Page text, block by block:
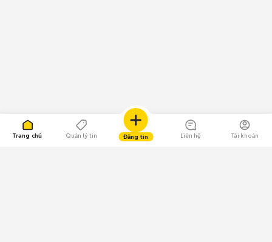
Trang chủ Quản lý tin Đăng tin Liên hệ Tài khoản